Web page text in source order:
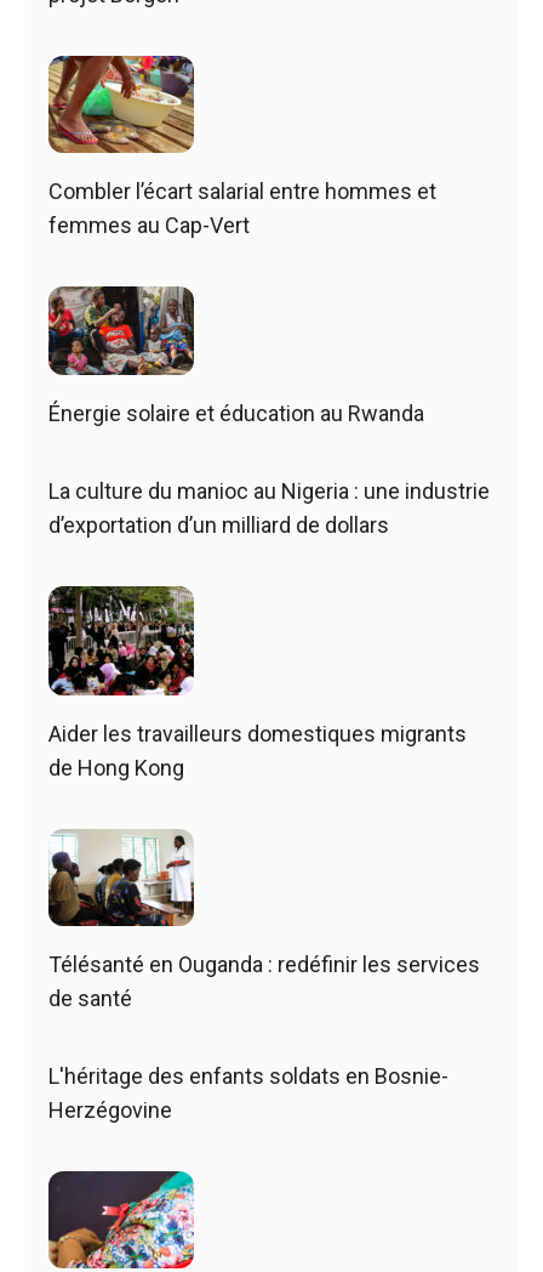
Combler l’écart salarial entre hommes et
femmes au Cap-Vert
Énergie solaire et éducation au Rwanda
La culture du manioc au Nigeria : une industrie
d’exportation d’un milliard de dollars
Aider les travailleurs domestiques migrants
de Hong Kong
Télésanté en Ouganda : redéfinir les services
de santé
L'héritage des enfants soldats en Bosnie-
Herzégovine